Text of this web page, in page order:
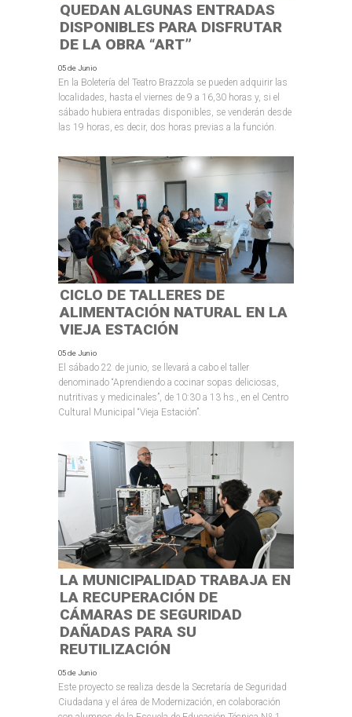
QUEDAN ALGUNAS ENTRADAS
DISPONIBLES PARA DISFRUTAR
DE LA OBRA “ART”
05 de Junio
En la Boletería del Teatro Brazzola se pueden adquirir las
localidades, hasta el viernes de 9 a 16,30 horas y, si el
sábado hubiera entradas disponibles, se venderán desde
las 19 horas, es decir, dos horas previas a la función.
CICLO DE TALLERES DE
ALIMENTACIÓN NATURAL EN LA
VIEJA ESTACIÓN
05 de Junio
El sábado 22 de junio, se llevará a cabo el taller
denominado “Aprendiendo a cocinar sopas deliciosas,
nutritivas y medicinales”, de 10:30 a 13 hs., en el Centro
Cultural Municipal “Vieja Estación”.
LA MUNICIPALIDAD TRABAJA EN
LA RECUPERACIÓN DE
CÁMARAS DE SEGURIDAD
DAÑADAS PARA SU
REUTILIZACIÓN
05 de Junio
Este proyecto se realiza desde la Secretaría de Seguridad
Ciudadana y el área de Modernización, en colaboración